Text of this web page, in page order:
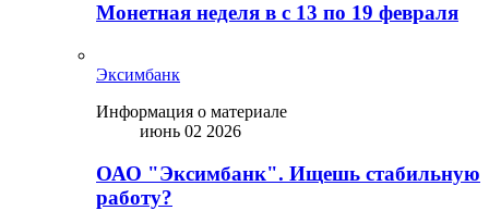
Монетная неделя в с 13 по 19 февраля
Эксимбанк
Информация о материале
июнь 02 2026
ОАО "Эксимбанк". Ищешь стабильную
работу?